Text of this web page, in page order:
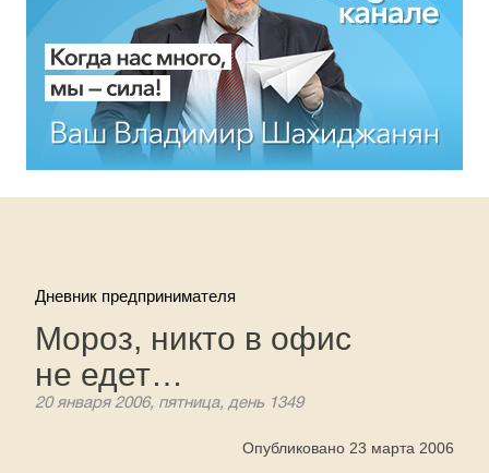
Дневник предпринимателя
Мороз, никто в офис
не едет…
20 января 2006, пятница, день 1349
Опубликовано 23 марта 2006